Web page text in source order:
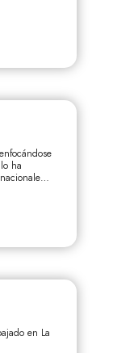
ha
lo
de la
en La